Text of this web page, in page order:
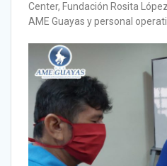
Center, Fundación Rosita
AME Guayas y personal